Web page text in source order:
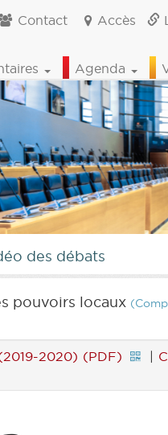
Contact Accès
Agenda
des débats
pouvoirs locaux
2020) (PDF) |